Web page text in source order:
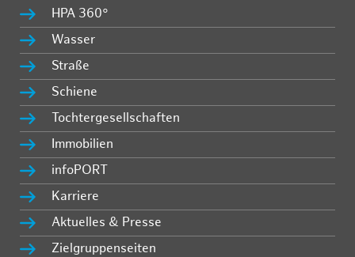
HPA 360°
Wasser
Straße
Schiene
Tochtergesellschaften
Immobilien
infoPORT
Karriere
Aktuelles & Presse
Zielgruppenseiten